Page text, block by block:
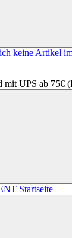
keine Artikel
mit UPS ab 75€